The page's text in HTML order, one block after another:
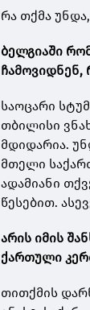
რა თქმა
ბელგიაში
ჩამოვიდნენ,
საოცარი
თბილისი
მდიდარია.
მთელი
ადამიანი
წესებით.
არის იმის
ქართული
თითქმის